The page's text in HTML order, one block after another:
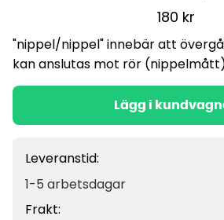
180 kr
"nippel/nippel" innebär att
kan anslutas mot rör
Lägg i
Leveranstid:
1-5 arbetsdagar
Frakt: